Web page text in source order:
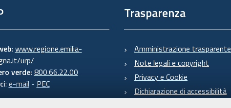
www.regione.emilia-
urp/
verde: 800.66.22.00
: e-mail - PEC
Trasparenza
Amministrazione trasparente
Note legali e copyright
Privacy e Cookie
Dichiarazione di accessibilità